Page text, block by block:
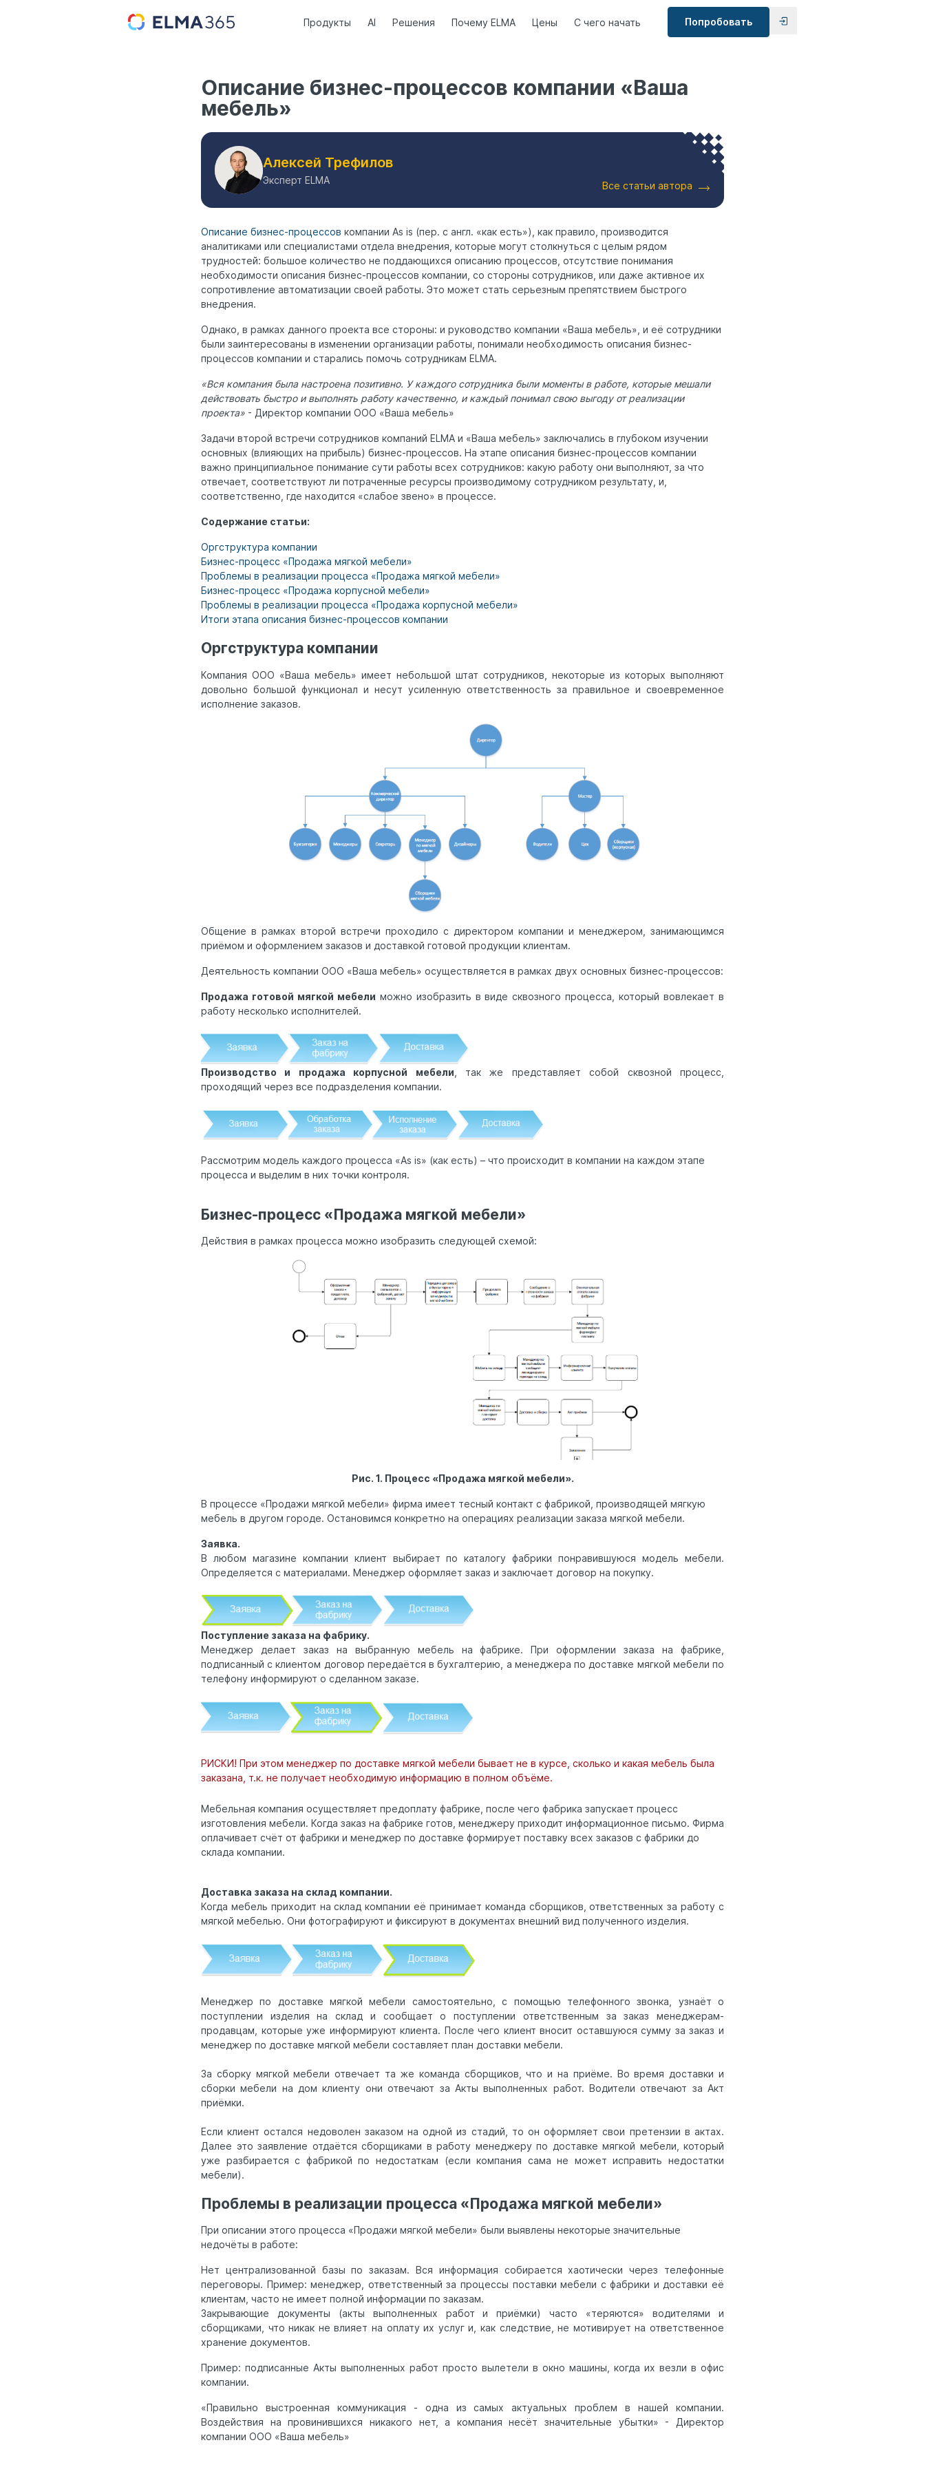
Продукты AI Решения Почему ELMA Цены С чего начать Попробовать
Описание бизнес-процессов компании «Ваша
мебель»
Алексей Трефилов
Эксперт ELMA Все статьи автора
Описание бизнес-процессов компании As is (пер. с англ. «как есть»), как правило, производится
аналитиками или специалистами отдела внедрения, которые могут столкнуться с целым рядом
трудностей: большое количество не поддающихся описанию процессов, отсутствие понимания
необходимости описания бизнес-процессов компании, со стороны сотрудников, или даже активное их
сопротивление автоматизации своей работы. Это может стать серьезным препятствием быстрого
внедрения.
Однако, в рамках данного проекта все стороны: и руководство компании «Ваша мебель», и её сотрудники
были заинтересованы в изменении организации работы, понимали необходимость описания бизнес-
процессов компании и старались помочь сотрудникам ELMA.
«Вся компания была настроена позитивно. У каждого сотрудника были моменты в работе, которые мешали
действовать быстро и выполнять работу качественно, и каждый понимал свою выгоду от реализации
проекта» - Директор компании ООО «Ваша мебель»
Задачи второй встречи сотрудников компаний ELMA и «Ваша мебель» заключались в глубоком изучении
основных (влияющих на прибыль) бизнес-процессов. На этапе описания бизнес-процессов компании
важно принципиальное понимание сути работы всех сотрудников: какую работу они выполняют, за что
отвечает, соответствуют ли потраченные ресурсы производимому сотрудником результату, и,
соответственно, где находится «слабое звено» в процессе.
Содержание статьи:
Оргструктура компании
Бизнес-процесс «Продажа мягкой мебели»
Проблемы в реализации процесса «Продажа мягкой мебели»
Бизнес-процесс «Продажа корпусной мебели»
Проблемы в реализации процесса «Продажа корпусной мебели»
Итоги этапа описания бизнес-процессов компании
Оргструктура компании
Компания ООО «Ваша мебель» имеет небольшой штат сотрудников, некоторые из которых выполняют
довольно большой функционал и несут усиленную ответственность за правильное и своевременное
исполнение заказов.
Общение в рамках второй встречи проходило с директором компании и менеджером, занимающимся
приёмом и оформлением заказов и доставкой готовой продукции клиентам.
Деятельность компании ООО «Ваша мебель» осуществляется в рамках двух основных бизнес-процессов:
Продажа готовой мягкой мебели можно изобразить в виде сквозного процесса, который вовлекает в
работу несколько исполнителей.
Производство и продажа корпусной мебели , так же представляет собой сквозной процесс,
проходящий через все подразделения компании.
Рассмотрим модель каждого процесса «As is» (как есть) – что происходит в компании на каждом этапе
процесса и выделим в них точки контроля.
Бизнес-процесс «Продажа мягкой мебели»
Действия в рамках процесса можно изобразить следующей схемой:
Рис. 1. Процесс «Продажа мягкой мебели».
В процессе «Продажи мягкой мебели» фирма имеет тесный контакт с фабрикой, производящей мягкую
мебель в другом городе. Остановимся конкретно на операциях реализации заказа мягкой мебели.
Заявка.
В любом магазине компании клиент выбирает по каталогу фабрики понравившуюся модель мебели.
Определяется с материалами. Менеджер оформляет заказ и заключает договор на покупку.
Поступление заказа на фабрику.
Менеджер делает заказ на выбранную мебель на фабрике. При оформлении заказа на фабрике,
подписанный с клиентом договор передаётся в бухгалтерию, а менеджера по доставке мягкой мебели по
телефону информируют о сделанном заказе.
РИСКИ! При этом менеджер по доставке мягкой мебели бывает не в курсе, сколько и какая мебель была
заказана, т.к. не получает необходимую информацию в полном объёме.
Мебельная компания осуществляет предоплату фабрике, после чего фабрика запускает процесс
изготовления мебели. Когда заказ на фабрике готов, менеджеру приходит информационное письмо. Фирма
оплачивает счёт от фабрики и менеджер по доставке формирует поставку всех заказов с фабрики до
склада компании.
Доставка заказа на склад компании.
Когда мебель приходит на склад компании её принимает команда сборщиков, ответственных за работу с
мягкой мебелью. Они фотографируют и фиксируют в документах внешний вид полученного изделия.
Менеджер по доставке мягкой мебели самостоятельно, с помощью телефонного звонка, узнаёт о
поступлении изделия на склад и сообщает о поступлении ответственным за заказ менеджерам-
продавцам, которые уже информируют клиента. После чего клиент вносит оставшуюся сумму за заказ и
менеджер по доставке мягкой мебели составляет план доставки мебели.
За сборку мягкой мебели отвечает та же команда сборщиков, что и на приёме. Во время доставки и
сборки мебели на дом клиенту они отвечают за Акты выполненных работ. Водители отвечают за Акт
приёмки.
Если клиент остался недоволен заказом на одной из стадий, то он оформляет свои претензии в актах.
Далее это заявление отдаётся сборщиками в работу менеджеру по доставке мягкой мебели, который
уже разбирается с фабрикой по недостаткам (если компания сама не может исправить недостатки
мебели).
Проблемы в реализации процесса «Продажа мягкой мебели»
При описании этого процесса «Продажи мягкой мебели» были выявлены некоторые значительные
недочёты в работе:
Нет централизованной базы по заказам. Вся информация собирается хаотически через телефонные
переговоры. Пример: менеджер, ответственный за процессы поставки мебели с фабрики и доставки её
клиентам, часто не имеет полной информации по заказам.
Закрывающие документы (акты выполненных работ и приёмки) часто «теряются» водителями и
сборщиками, что никак не влияет на оплату их услуг и, как следствие, не мотивирует на ответственное
хранение документов.
Пример: подписанные Акты выполненных работ просто вылетели в окно машины, когда их везли в офис
компании.
«Правильно выстроенная коммуникация - одна из самых актуальных проблем в нашей компании.
Воздействия на провинившихся никакого нет, а компания несёт значительные убытки» - Директор
компании ООО «Ваша мебель»